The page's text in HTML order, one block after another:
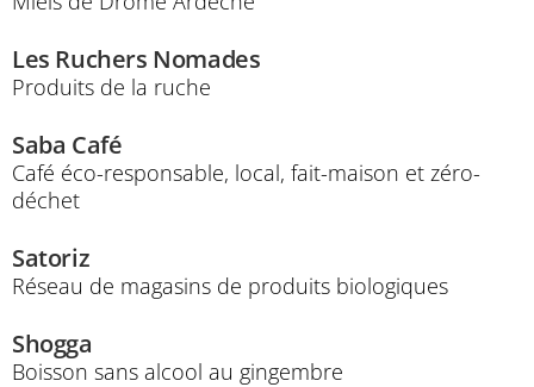
Les Ruchers Nomades
Produits de la ruche
Saba Café
Café éco-responsable, local, fait-maison et zéro-
déchet
Satoriz
Réseau de magasins de produits biologiques
Shogga
Boisson sans alcool au gingembre